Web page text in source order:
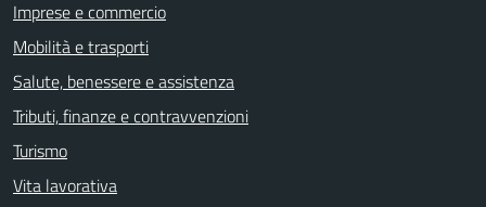
Imprese e commercio
Mobilità e trasporti
Salute, benessere e assistenza
Tributi, finanze e contravvenzioni
Turismo
Vita lavorativa